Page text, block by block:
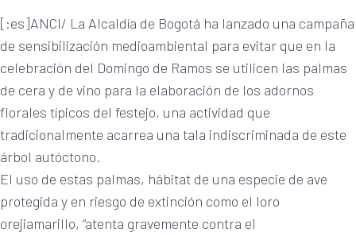
[:es]ANCI/ La Alcaldía de Bogotá ha lanzado una campaña
de sensibilización medioambiental para evitar que en la
celebración del Domingo de Ramos se utilicen las palmas
de cera y de vino para la elaboración de los adornos
florales típicos del festejo, una actividad que
tradicionalmente acarrea una tala indiscriminada de este
árbol autóctono.
El uso de estas palmas, hábitat de una especie de ave
protegida y en riesgo de extinción como el loro
orejiamarillo, “atenta gravemente contra el